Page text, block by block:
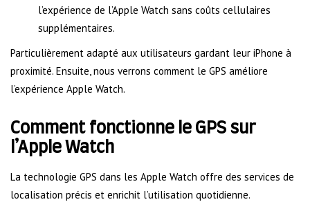
l’expérience de l’Apple Watch sans coûts cellulaires
supplémentaires.
Particulièrement adapté aux utilisateurs gardant leur iPhone à
proximité. Ensuite, nous verrons comment le GPS améliore
l’expérience Apple Watch.
Comment fonctionne le GPS sur
l’Apple Watch
La technologie GPS dans les Apple Watch offre des services de
localisation précis et enrichit l’utilisation quotidienne.